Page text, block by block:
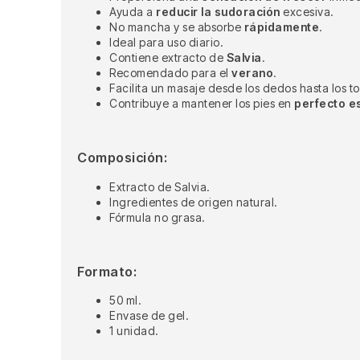
Ayuda a reducir la sudoración excesiva.
No mancha y se absorbe rápidamente.
Ideal para uso diario.
Contiene extracto de Salvia.
Recomendado para elverano.
Facilita un masaje desde los dedos hasta los
Contribuye a mantener los pies en perfecto
Composición:
Extracto de Salvia.
Ingredientes de origen natural.
Fórmula no grasa.
Formato:
50 ml.
Envase de gel.
1 unidad.